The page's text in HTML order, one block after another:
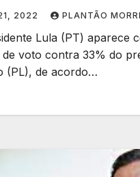
2022 PLANTÃO
Lula (PT) aparece
de voto contra 33% do
(PL), de acordo…